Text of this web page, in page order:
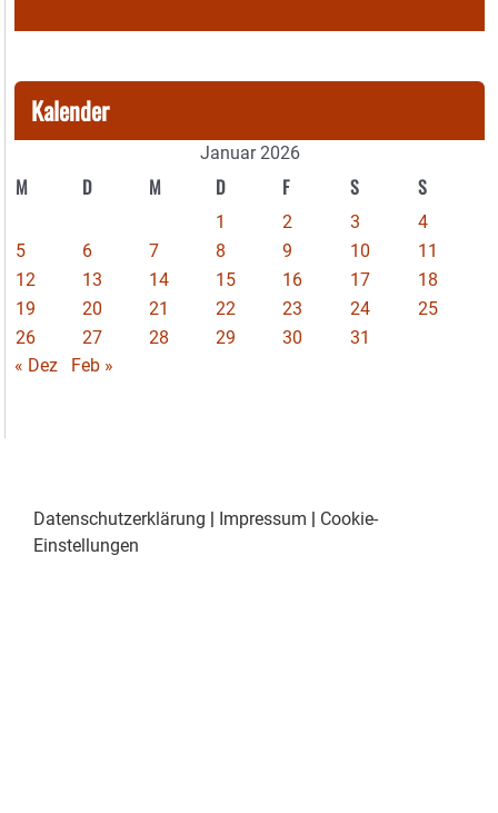
Kalender
Januar 2026
M D M D F S S
1 2 3
4
5
6 7 8 9 10
11
12
13 14 15 16 17
18
19
20 21 22 23 24
25
26
27 28 29 30
31
« Dez
Feb »
Datenschutzerklärung | Impressum | Cookie-
Einstellungen